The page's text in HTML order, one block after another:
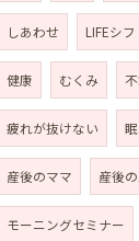
しあわせ LIFEシ
健康 むくみ
疲れが抜けない
産後のママ 産後
モーニングセミナー